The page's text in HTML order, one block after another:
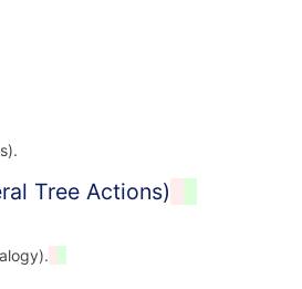
Tree Actions)